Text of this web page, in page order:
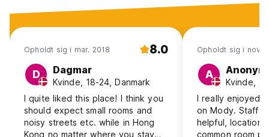
Opholdt sig i mar. 2018 8.0
D Dagmar
Kvinde, 18-24, Danmark
I quite liked this place! I think you
should expect small rooms and
noisy streets etc. while in Hong
Kong no matter where you stay
Opholdt sig i nov.
A Anonym
Kvinde,
I really enjoyed
on Mody. Staff
helpful, location
common room